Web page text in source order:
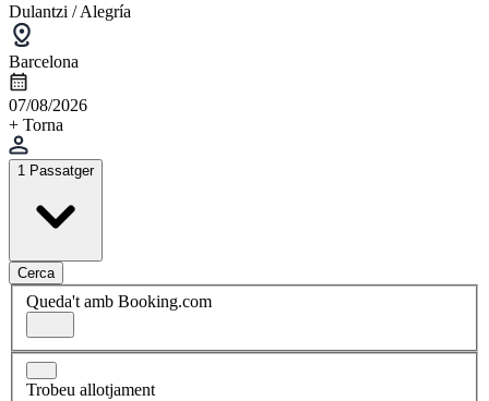
Dulantzi / Alegría
Barcelona
07/08/2026
+ Torna
1 Passatger
Cerca
Queda't amb Booking.com
Trobeu allotjament